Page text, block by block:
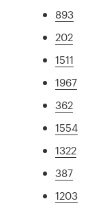
893
202
1511
1967
362
1554
1322
387
1203